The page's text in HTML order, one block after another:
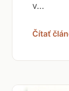
v...
Čítať